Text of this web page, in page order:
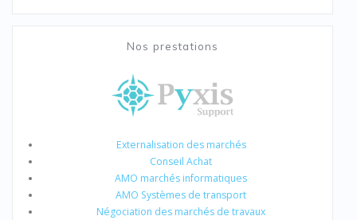
Nos prestations
Externalisation des marchés
Conseil Achat
AMO marchés informatiques
AMO Systèmes de transport
Négociation des marchés de travaux